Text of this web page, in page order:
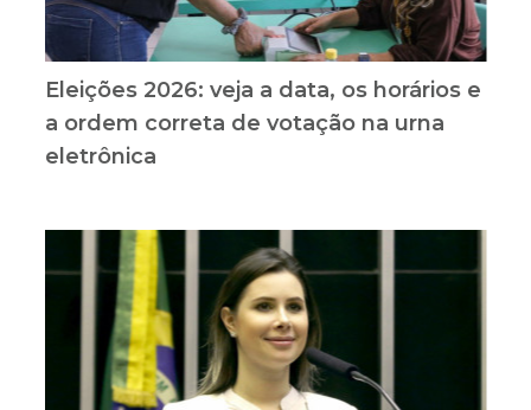
Eleições 2026: veja a data, os horários e
a ordem correta de votação na urna
eletrônica